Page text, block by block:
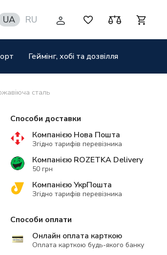
UA RU
Геймінг, хобі та дозвілля
сталь
Способи доставки
Компанією Нова Пошта
Згідно тарифів перевізника
Компанією ROZETKA Delivery
50 грн
Компанією УкрПошта
Згідно тарифів перевізника
Способи оплати
Онлайн оплата карткою
Оплата карткою будь-якого банку